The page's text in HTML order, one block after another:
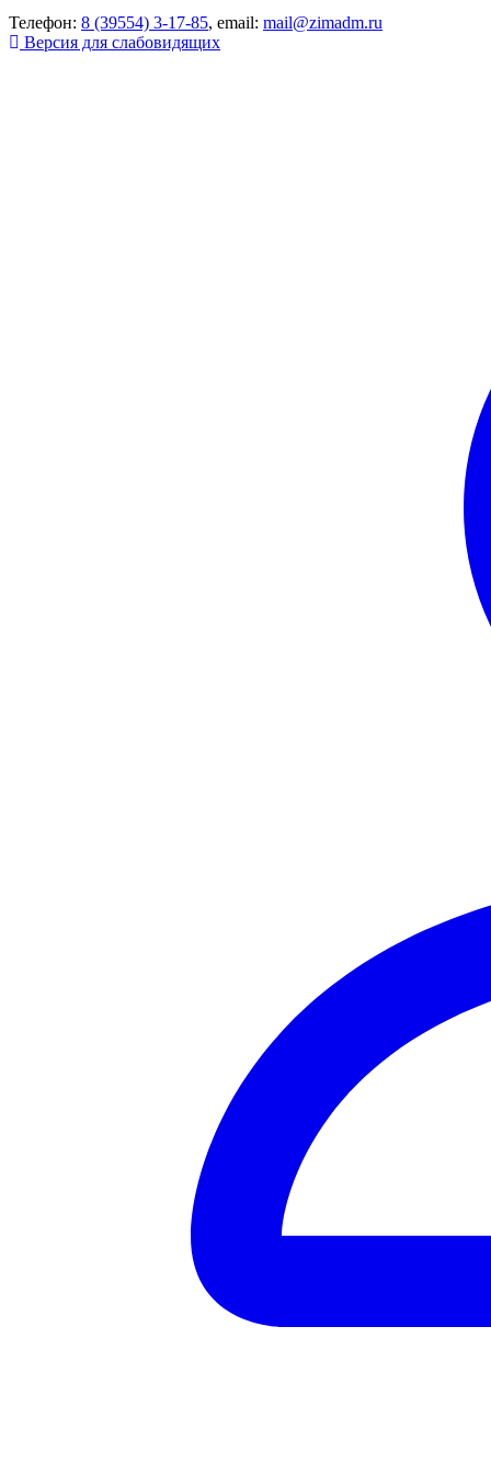
Телефон: 8 (39554) 3-17-85, email: mail@zimadm.ru
Версия для слабовидящих